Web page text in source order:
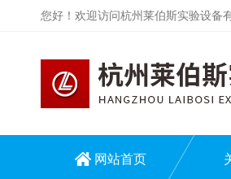
您好！欢迎访问杭州莱伯斯实验设备
网站首页